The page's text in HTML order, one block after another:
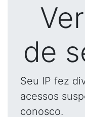
de
Seu IP fez
acessos
conosco.